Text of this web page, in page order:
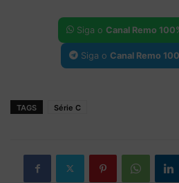
Siga o Canal Remo
Siga o Canal Remo
TAGS Série C